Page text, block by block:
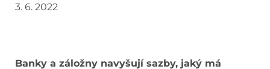
3. 6. 2022
Banky a záložny navyšují sazby, jaký má